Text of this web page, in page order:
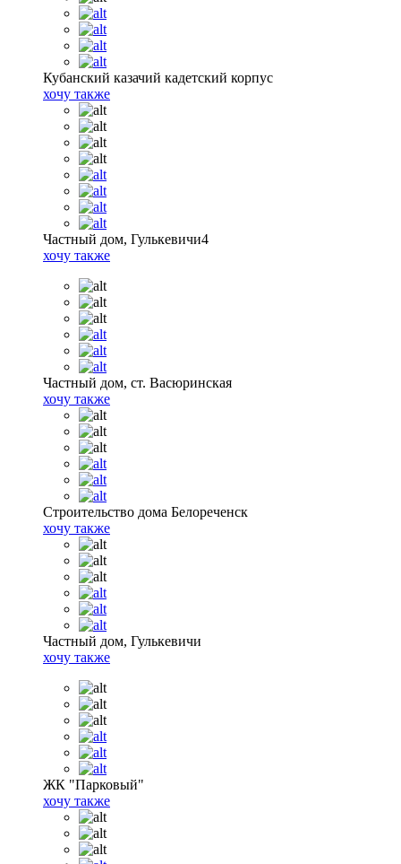
Кубанский казачий кадетский корпус
хочу также
Частный дом, Гулькевичи4
хочу также
Частный дом, ст. Васюринская
хочу также
Строительство дома Белореченск
хочу также
Частный дом, Гулькевичи
хочу также
ЖК "Парковый"
хочу также